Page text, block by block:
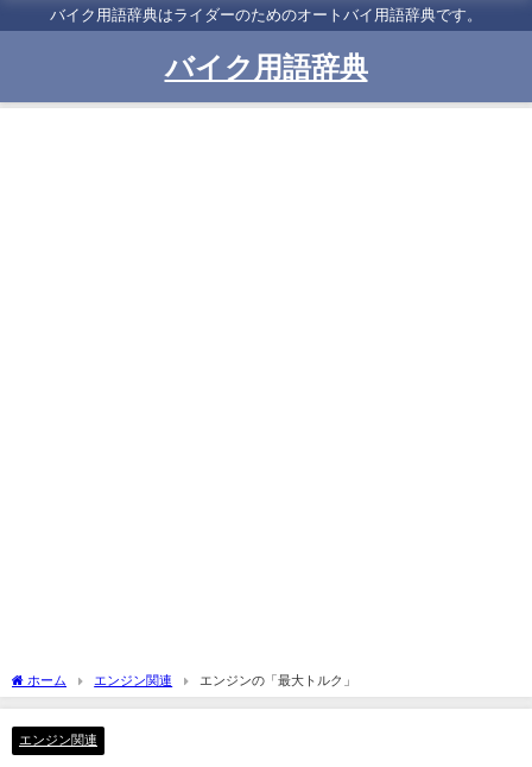
バイク用語辞典はライダーのためのオートバイ用語辞典です。
バイク用語辞典
ホーム エンジン関連 エンジンの「最大トルク」
エンジン関連